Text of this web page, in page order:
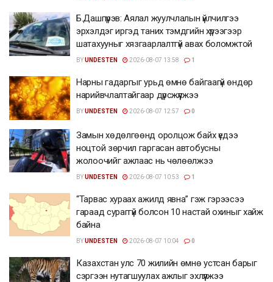
Б.Дашпүрэв: Аялал жуулчлалын үйлчилгээ
эрхэлдэг иргэд таних тэмдгийн хүрээгээр
шатахууныг хязгаарлалтгүй авах боломжтой
BYUNDESTEN 2026-08-07 13:58 1
Нарны гадаргыг урьд өмнө байгаагүй өндөр
нарийвчлалтайгаар дүрсжүүлжээ
BYUNDESTEN 2026-08-07 12:57 0
Замын хөдөлгөөнд оролцож байх үедээ
ноцтой зөрчил гаргасан автобусны
жолоочийг ажлаас нь чөлөөлжээ
BYUNDESTEN 2026-08-07 10:53 1
“Тарвас хураах ажилд явна” гэж гэрээсээ
гараад сураггүй болсон 10 настай охиныг хайж
байна
BYUNDESTEN 2026-08-07 10:04 0
Казахстан улс 70 жилийн өмнө устсан барыг
сэргээн нутагшуулах ажлыг эхлүүлжээ